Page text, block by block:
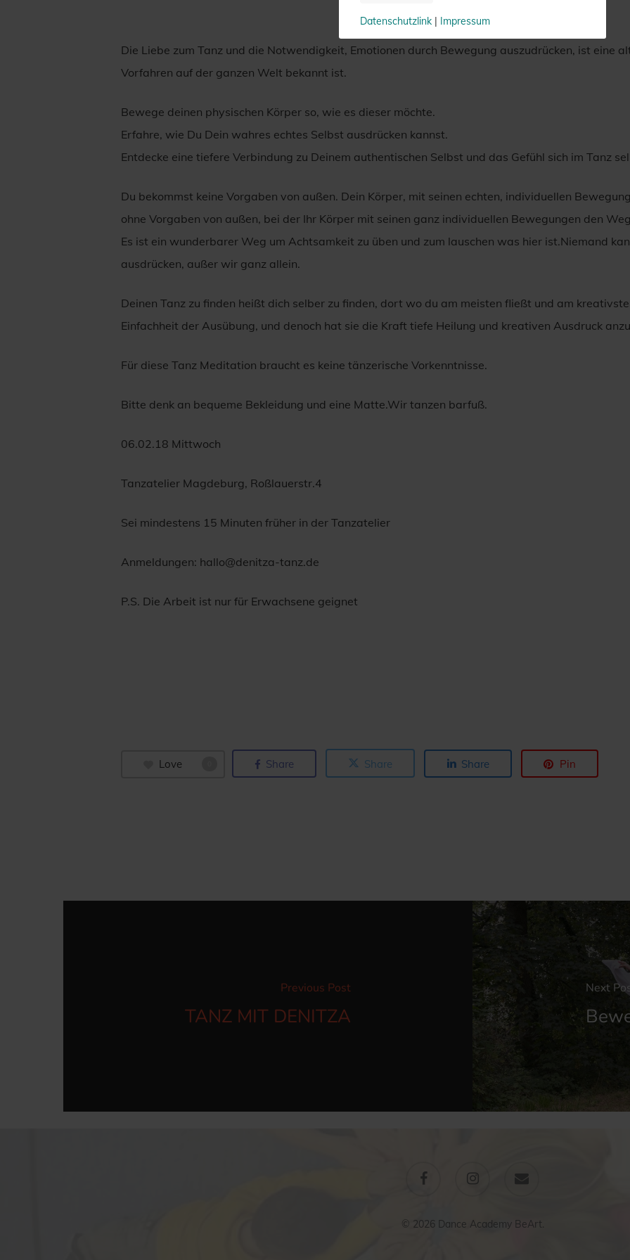
Die Liebe zum Tanz und die Notwendigkeit, Emotionen durch Bewegung auszudrücken, ist eine
Vorfahren auf der ganzen Welt bekannt ist.
Bewege deinen physischen Körper so, wie es dieser möchte.
Erfahre, wie Du Dein wahres echtes Selbst ausdrücken kannst.
Entdecke eine tiefere Verbindung zu Deinem authentischen Selbst und das Gefühl sich im Tanz
Du bekommst keine Vorgaben von außen. Dein Körper, mit seinen echten, individuellen
ohne Vorgaben von außen, bei der Ihr Körper mit seinen ganz individuellen Bewegungen den
Es ist ein wunderbarer Weg um Achtsamkeit zu üben und zum lauschen was hier ist.Niemand
ausdrücken, außer wir ganz allein.
Deinen Tanz zu finden heißt dich selber zu finden, dort wo du am meisten fließt und am
Einfachheit der Ausübung, und denoch hat sie die Kraft tiefe Heilung und kreativen Ausdruck
Für diese Tanz Meditation braucht es keine tänzerische Vorkenntnisse.
Bitte denk an bequeme Bekleidung und eine Matte.Wir tanzen barfuß.
06.02.18 Mittwoch
Tanzatelier Magdeburg, Roßlauerstr.4
Sei mindestens 15 Minuten früher in der Tanzatelier
Anmeldungen: hallo@denitza-tanz.de
P.S. Die Arbeit ist nur für Erwachsene geignet
Love Share Share Share Pin
Previous Post
TANZ MIT DENITZA
Next
facebook
© 2026 Dance Academy BeArt.
Datenschutzlink | Impressum